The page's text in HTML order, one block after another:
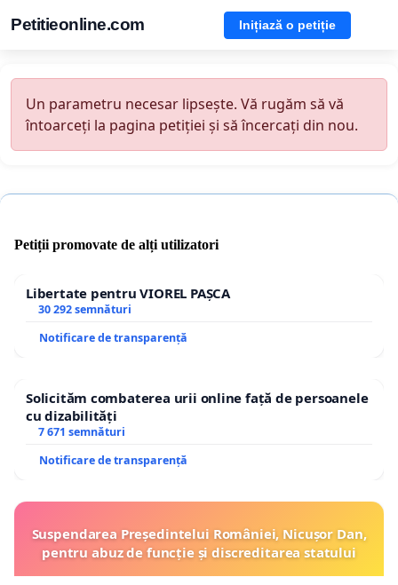
Petitieonline.com Inițiază o petiție
Un parametru necesar lipsește. Vă rugăm să vă
întoarceți la pagina petiției și să încercați din nou.
Petiții promovate de alți utilizatori
Libertate pentru VIOREL PAȘCA
30 292 semnături
Notificare de transparență
Solicităm combaterea urii online față de persoanele
cu dizabilități
7 671 semnături
Notificare de transparență
Suspendarea Președintelui României, Nicușor Dan,
pentru abuz de funcție și discreditarea statului